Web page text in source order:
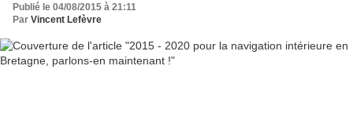
Publié le 04/08/2015 à 21:11
Par Vincent Lefèvre